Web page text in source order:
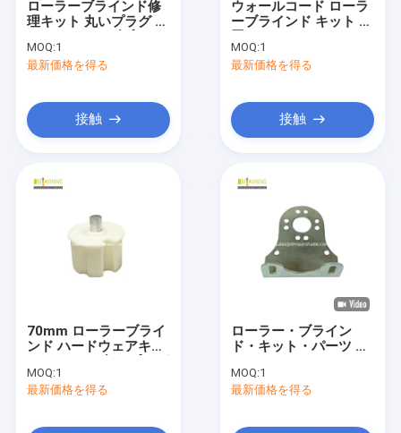
連絡 ください
ニュース
引金 を 求め て ください
引き下げられるアレンジング・ハードウェア
防水引き込み式の日除け
引き下げられる窓の天幕
フランス 様式 の 幕張
日除けのローラーの管
屋外パティオの傘
ローラーブラインド修
理キット 丸いプラグ ナ
MOQ:1
最新価格を得る
接触
ウォールコード ローラ
ーブラインド キット 設
オーイング ブレーケッ
ト
MOQ:1
最新価格を得る
接触
70mm ローラーブライ
ンド ハードウェアキッ
アウニング ハードウェ
ア部品
MOQ:1
最新価格を得る
ローラー・ブライン
ド・キット・パーツ ユ
グ・ブレーケット
MOQ:1
最新価格を得る